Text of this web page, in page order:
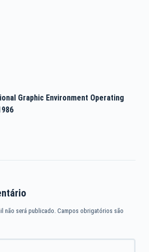
Graphic Environment Operating
não será publicado. Campos obrigatórios são